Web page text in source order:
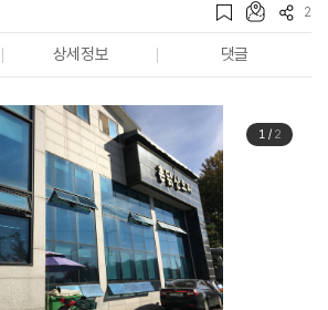
2
상세정보 댓글
1/ 2